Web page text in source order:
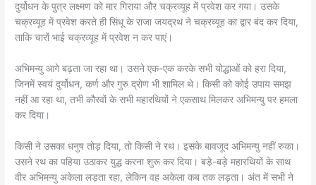
दुर्योधन के पुत्र लक्ष्मण काे मार गिराया और चक्रव्यूह में प्रवेश कर गया। उसके
चक्रव्यूह में प्रवेश करते ही सिंधू के राजा जयद्रथ ने चक्रव्यूह का द्वार बंद कर दिया,
ताकि चारों भाई चक्रव्यूह में प्रवेश न कर पाएं।
अभिमन्यु आगे बढ़ता जा रहा था। उसने एक-एक करके सभी योद्धाओं काे हरा दिया,
जिनमें स्वयं दुर्योधन, कर्ण और गुरु द्रोण भी शामिल थे। किसी को कोई उपाय समझ
नहीं आ रहा था, तभी कौरवों के सभी महारथियों ने एकसाथ मिलकर अभिमन्यु पर हमला
कर दिया।
किसी ने उसका धनुष तोड़ दिया, तो किसी ने रथ। इसके बावजूद अभिमन्यु नहीं रुका।
उसने रथ का पहिया उठाकर युद्ध करना शुरू कर दिया। बडे़-बड़े महारथियों के साथ
वीर अभिमन्यु अकेला लड़ता रहा, लेकिन वह अकेला कब तक लड़ता। अंत में सभी ने